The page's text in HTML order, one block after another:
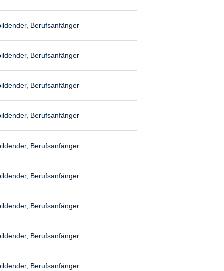
Berufsanfänger
Berufsanfänger
Berufsanfänger
Berufsanfänger
Berufsanfänger
Berufsanfänger
Berufsanfänger
Berufsanfänger
Berufsanfänger